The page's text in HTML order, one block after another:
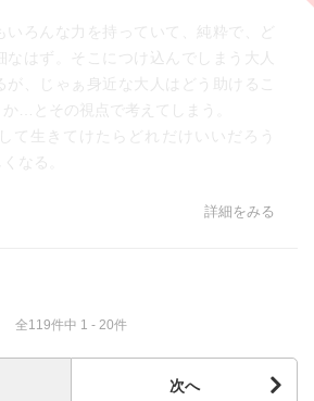
いろんな力を持っていて、純粋で、ど
なはず。そこにつけ込んでしまう大人
が、じゃぁ身近な大人はどう助けるこ
か…とその視点で考えてしまう。
て生きてけたらどれだけいいだろう
なる。
詳細をみる
全119件中 1 - 20件
次へ